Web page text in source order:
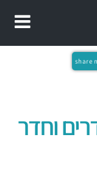
share
וחדר